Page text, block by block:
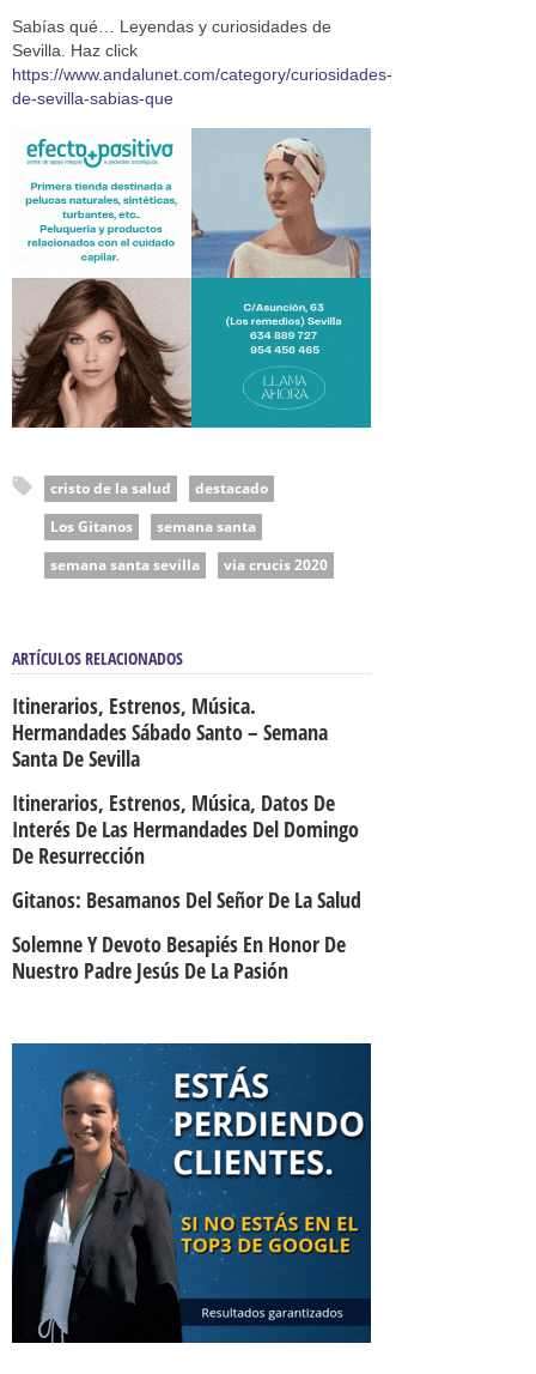
Sabías qué… Leyendas y curiosidades de
Sevilla. Haz click
https://www.andalunet.com/category/curiosidades-
de-sevilla-sabias-que
cristo de la salud
destacado
Los Gitanos
semana santa
semana santa sevilla
via crucis 2020
ARTÍCULOS RELACIONADOS
Itinerarios, Estrenos, Música.
Hermandades Sábado Santo – Semana
Santa De Sevilla
Itinerarios, Estrenos, Música, Datos De
Interés De Las Hermandades Del Domingo
De Resurrección
Gitanos: Besamanos Del Señor De La Salud
Solemne Y Devoto Besapiés En Honor De
Nuestro Padre Jesús De La Pasión